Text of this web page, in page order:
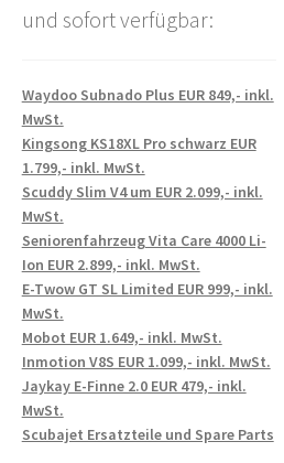
und sofort verfügbar:
Waydoo Subnado Plus EUR 849,- inkl.
MwSt.
Kingsong KS18XL Pro schwarz EUR
1.799,- inkl. MwSt.
Scuddy Slim V4 um EUR 2.099,- inkl.
MwSt.
Seniorenfahrzeug Vita Care 4000 Li-
Ion EUR 2.899,- inkl. MwSt.
E-Twow GT SL Limited EUR 999,- inkl.
MwSt.
Mobot EUR 1.649,- inkl. MwSt.
Inmotion V8S EUR 1.099,- inkl. MwSt.
Jaykay E-Finne 2.0 EUR 479,- inkl.
MwSt.
Scubajet Ersatzteile und Spare Parts